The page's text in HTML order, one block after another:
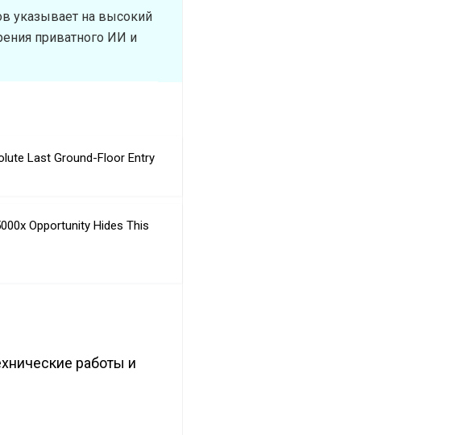
указывает на высокий
приватного ИИ и
Last Ground-Floor Entry
Opportunity Hides This
работы и